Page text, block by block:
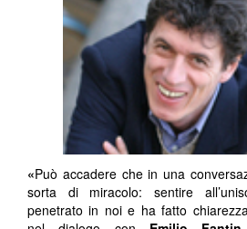
«Può accadere che in una
sorta di miracolo: sentire
penetrato in noi e ha fatto